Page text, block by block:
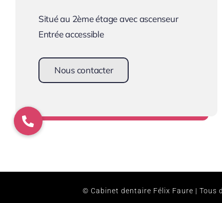
Situé au 2ème étage avec ascenseur
Entrée accessible
Nous contacter
© Cabinet dentaire Félix Faure | Tous